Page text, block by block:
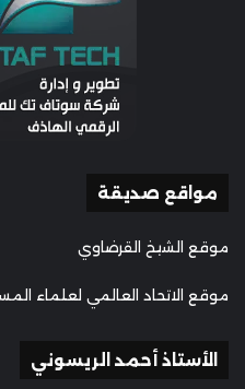
مواقع صديقة
موقع الشيخ القرضاوي
موقع الاتحاد العالمي لعلماء
الأستاذ أحمد الريسوني